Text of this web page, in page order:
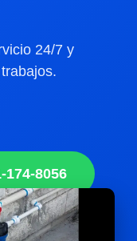
24/7 y
174-8056